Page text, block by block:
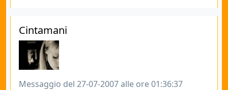
Cintamani
Messaggio del 27-07-2007 alle ore 01:36:37